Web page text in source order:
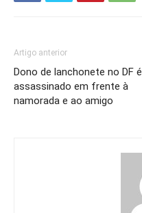
Artigo anterior
Dono de lanchonete no DF é
assassinado em frente à
namorada e ao amigo